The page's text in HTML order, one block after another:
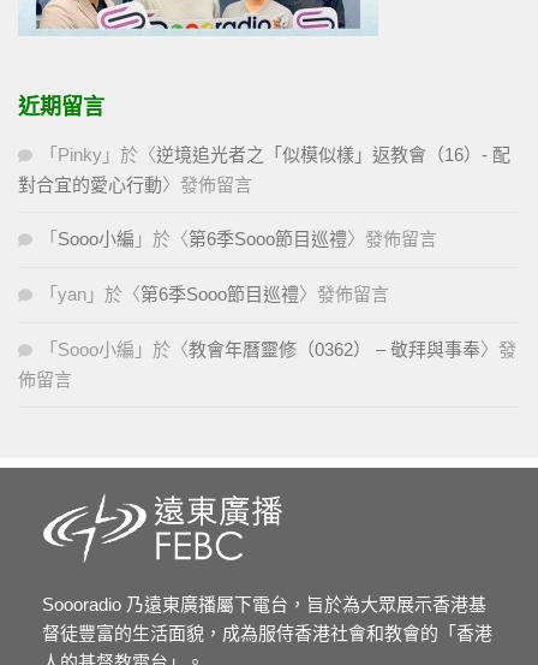
近期留言
「 Pinky 」於〈逆境追光者之「似模似樣」返教會（16）- 配
對合宜的愛心行動〉發佈留言
「 Sooo小編 」於〈第6季Sooo節目巡禮〉發佈留言
「 yan 」於〈第6季Sooo節目巡禮〉發佈留言
「 Sooo小編 」於〈教會年曆靈修（0362） – 敬拜與事奉〉發
佈留言
Soooradio 乃遠東廣播屬下電台，旨於為大眾展示香港基
督徒豐富的生活面貌，成為服侍香港社會和教會的「香港